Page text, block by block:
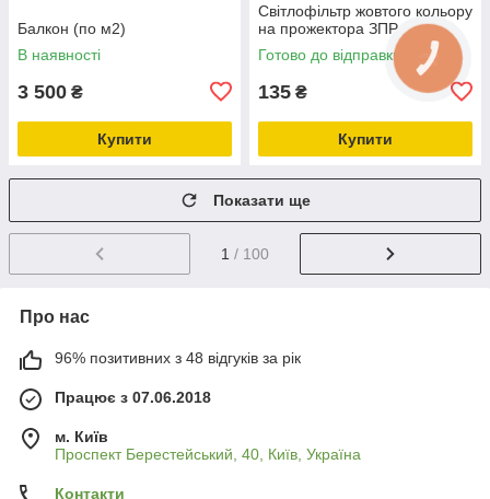
Балкон (по м2)
В наявності
3 500 ₴
Купити
Світлофільтр жовтого кольору
на прожектора ЗПР
Готово до відправки
135 ₴
Купити
Показати ще
1 / 100
Про нас
96% позитивних з 48 відгуків за рік
Працює з 07.06.2018
м. Київ
Проспект Берестейський, 40, Київ, Україна
Контакти